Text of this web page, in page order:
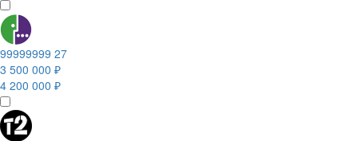
99999999 27
3 500 000 ₽
4 200 000 ₽